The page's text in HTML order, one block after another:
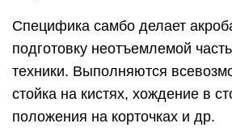
Специфика самбо делает
подготовку неотъемлемой
техники. Выполняются
стойка на кистях, хождение в
положения на корточках и др.